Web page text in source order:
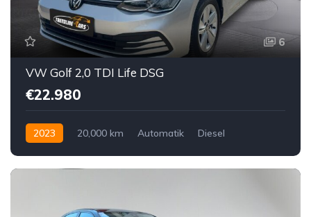
6
VW Golf 2,0 TDI Life DSG
€22.980
2023 20,000 km Automatik
Diesel